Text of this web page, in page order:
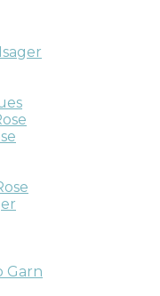
Garn